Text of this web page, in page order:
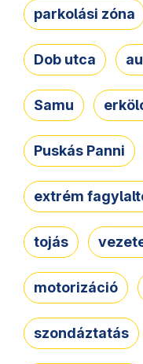
parkolási zóna
Dob utca
Samu
Puskás Panni
extrém
tojás
motorizáció
szondáztatás